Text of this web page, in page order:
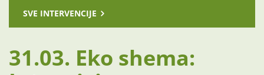
SVE INTERVENCIJE
31.03. Eko shema: